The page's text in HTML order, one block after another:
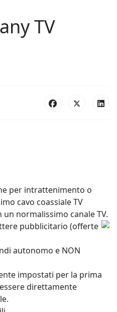
TV
per intrattenimento o
cavo coassiale TV
normalissimo canale TV.
pubblicitario (offerte
autonomo e NON
impostati per la prima
direttamente